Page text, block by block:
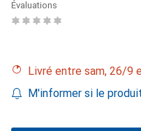
Évaluations
Livré entre sam, 26/9
M'informer si le